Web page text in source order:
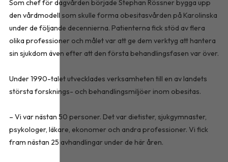
Som chef för dagvården började Stephan Rössner bygga upp
den vårdmodell som skulle forma obesitasvården på Karolinska
under de följande decennierna. Patienterna fick stöd av flera
olika professioner och målet var att ge dem verktyg att hantera
sin sjukdom även efter att den första behandlingsfasen var över.
Under 1990-talet utvecklades verksamheten till en av landets
största forsknings- och behandlingsmiljöer inom obesitas.
– Vi var nästan 50 personer. Det var dietister, sjukgymnaster,
psykologer, läkare, ekonomer och andra professioner. Vi fick
fram nästan 25 avhandlingar under de här åren.